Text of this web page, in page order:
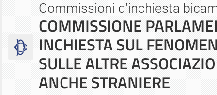
Commissioni d'inchiesta
COMMISSIONE
INCHIESTA SUL
SULLE ALTRE
ANCHE STRANIERE